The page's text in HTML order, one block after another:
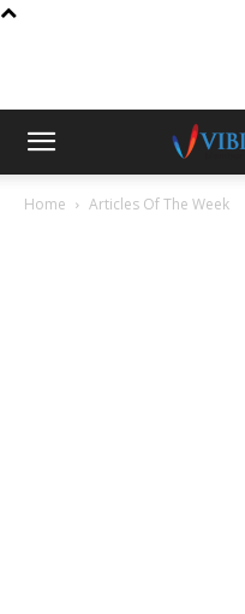
Home Articles Of The Week